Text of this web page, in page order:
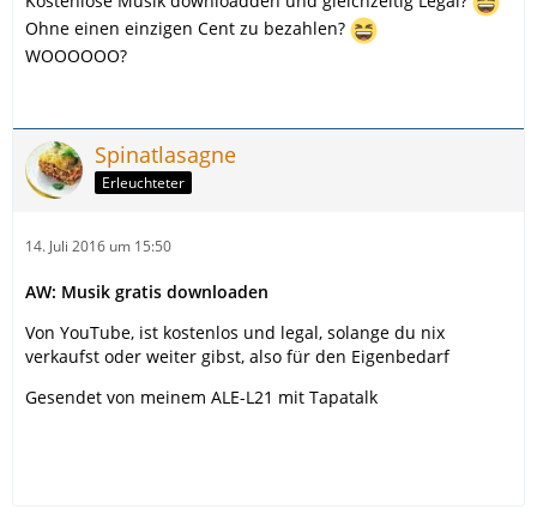
Ohne einen einzigen Cent zu bezahlen?
WOOOOOO?
Spinatlasagne
Erleuchteter
14. Juli 2016 um 15:50
AW: Musik gratis downloaden
Von YouTube, ist kostenlos und legal, solange du nix
verkaufst oder weiter gibst, also für den Eigenbedarf
Gesendet von meinem ALE-L21 mit Tapatalk